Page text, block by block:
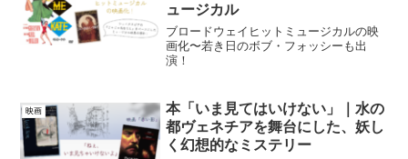
ュージカル
ブロードウェイヒットミュージカルの映
画化〜若き日のボブ・フォッシーも出
演！
映画
本「いま見てはいけない」｜水の
都ヴェネチアを舞台にした、妖し
く幻想的なミステリー